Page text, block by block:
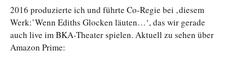
2016 produzierte ich und führte Co-Regie bei ‚diesem
Werk:’Wenn Ediths Glocken läuten…‘, das wir gerade
auch live im BKA-Theater spielen. Aktuell zu sehen über
Amazon Prime: